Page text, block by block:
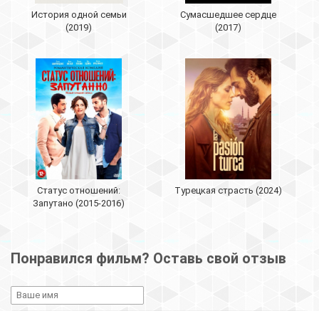
История одной семьи
(2019)
Сумасшедшее сердце
(2017)
Статус отношений:
Запутано (2015-2016)
Турецкая страсть (2024)
Понравился фильм? Оставь свой отзыв